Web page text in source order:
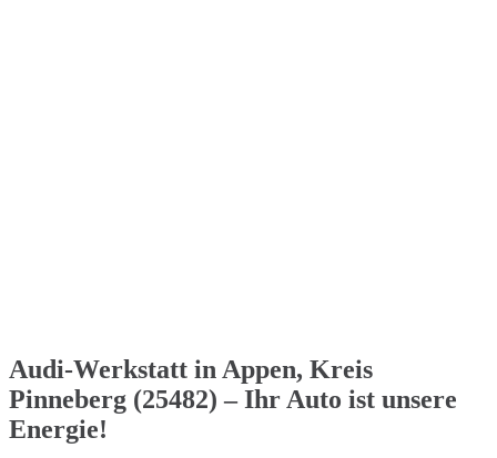
Audi-Werkstatt in Appen, Kreis
Pinneberg (25482) – Ihr Auto ist unsere
Energie!